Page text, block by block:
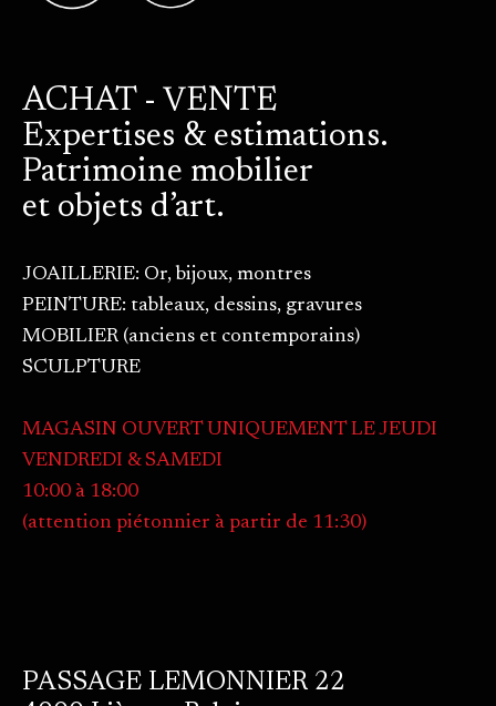
ACHAT - VENTE
Expertises & estimations.
Patrimoine mobilier
et objets d’art.
JOAILLERIE: Or, bijoux, montres
PEINTURE: tableaux, dessins, gravures
MOBILIER (anciens et contemporains)
SCULPTURE
MAGASIN OUVERT UNIQUEMENT LE JEUDI
VENDREDI & SAMEDI
10:00 à 18:00
(attention piétonnier à partir de 11:30)
PASSAGE LEMONNIER 22